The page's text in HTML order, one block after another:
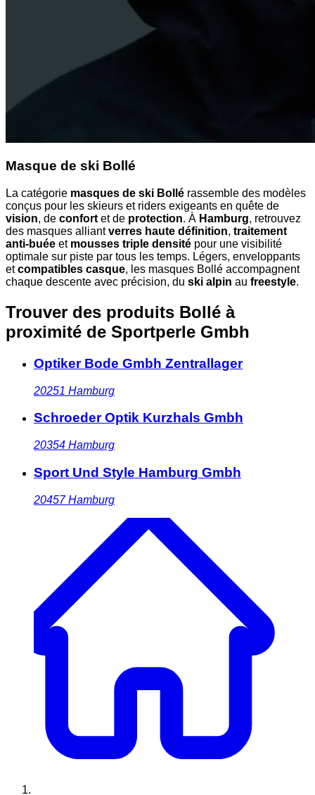
Masque de ski Bollé
La catégorie masques de ski Bollé rassemble des modèles
conçus pour les skieurs et riders exigeants en quête de
vision, de confort et de protection. À Hamburg, retrouvez
des masques alliantverres haute définition, traitement
anti-buée et mousses triple densité pour une visibilité
optimale sur piste par tous les temps. Légers, enveloppants
etcompatibles casque, les masques Bollé accompagnent
chaque descente avec précision, du ski alpin au freestyle.
Trouver des produits Bollé à
proximité de Sportperle Gmbh
Optiker Bode Gmbh Zentrallager
20251 Hamburg
Schroeder Optik Kurzhals Gmbh
20354 Hamburg
Sport Und Style Hamburg Gmbh
20457 Hamburg